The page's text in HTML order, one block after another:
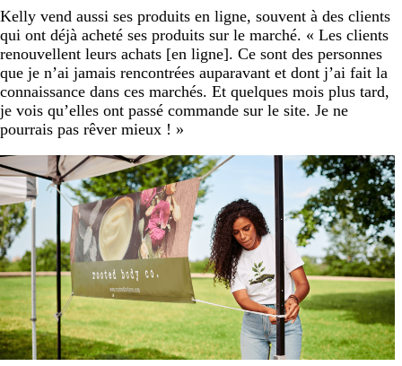
Kelly vend aussi ses produits en ligne, souvent à des clients
qui ont déjà acheté ses produits sur le marché. « Les clients
renouvellent leurs achats [en ligne]. Ce sont des personnes
que je n’ai jamais rencontrées auparavant et dont j’ai fait la
connaissance dans ces marchés. Et quelques mois plus tard,
je vois qu’elles ont passé commande sur le site. Je ne
pourrais pas rêver mieux ! »